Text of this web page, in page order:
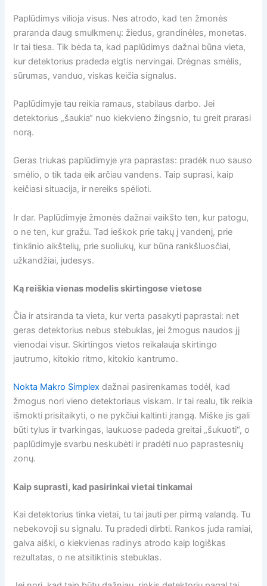
Paplūdimys vilioja visus. Nes atrodo, kad ten žmonės
praranda daug smulkmenų: žiedus, grandinėles, monetas.
Ir tai tiesa. Tik bėda ta, kad paplūdimys dažnai būna vieta,
kur detektorius pradeda elgtis nervingai. Drėgnas smėlis,
sūrumas, vanduo, viskas keičia signalus.
Paplūdimyje tau reikia ramaus, stabilaus darbo. Jei
detektorius „šaukia“ nuo kiekvieno žingsnio, tu greit prarasi
norą.
Geras triukas paplūdimyje yra paprastas: pradėk nuo sauso
smėlio, o tik tada eik arčiau vandens. Taip suprasi, kaip
keičiasi situacija, ir nereiks spėlioti.
Ir dar. Paplūdimyje žmonės dažnai vaikšto ten, kur patogu,
o ne ten, kur gražu. Tad ieškok prie takų į vandenį, prie
tinklinio aikštelių, prie suoliukų, kur būna rankšluosčiai,
užkandžiai, judesys.
Ką reiškia vienas modelis skirtingose vietose
Čia ir atsiranda ta vieta, kur verta pasakyti paprastai: net
geras detektorius nebus stebuklas, jei žmogus naudos jį
vienodai visur. Skirtingos vietos reikalauja skirtingo
jautrumo, kitokio ritmo, kitokio kantrumo.
Nokta Makro Simplex dažnai pasirenkamas todėl, kad
žmogus nori vieno detektoriaus viskam. Ir tai realu, tik reikia
išmokti prisitaikyti, o ne pykčiui kaltinti įrangą. Miške jis gali
būti tylus ir tvarkingas, laukuose padeda greitai „šukuoti“, o
paplūdimyje svarbu neskubėti ir pradėti nuo paprastesnių
zonų.
Kaip suprasti, kad pasirinkai vietai tinkamai
Kai detektorius tinka vietai, tu tai jauti per pirmą valandą. Tu
nebekovoji su signalu. Tu pradedi dirbti. Rankos juda ramiai,
galva aiški, o kiekvienas radinys atrodo kaip logiškas
rezultatas, o ne atsitiktinis stebuklas.